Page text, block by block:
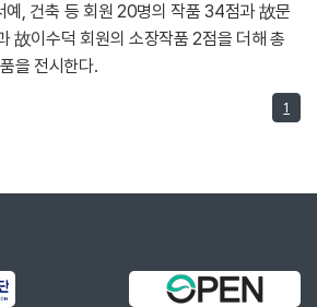
예, 건축 등 회원 20명의 작품 34점과 故문
故이수덕 회원의 소장작품 2점을 더해 총
을 전시한다.
1